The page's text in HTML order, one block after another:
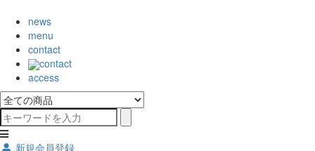
news
menu
contact
contact
access
新規会員登録